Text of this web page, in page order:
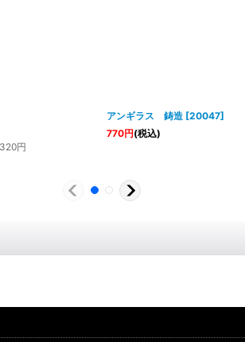
円
アンギラス 鋳造 [20047]
770円(税込)